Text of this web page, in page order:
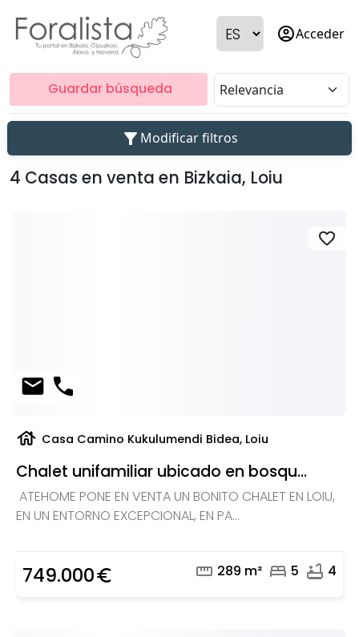
account_circleAcceder
Guardar búsqueda
filter_alt Modificar filtros
4 Casas en venta en Bizkaia, Loiu
favorite
mail phone
house Casa Camino Kukulumendi Bidea, Loiu
Chalet unifamiliar ubicado en bosqu...
ATEHOME PONE EN VENTA UN BONITO CHALET EN LOIU,
EN UN ENTORNO EXCEPCIONAL, EN PA...
749.000euro_symbol straighten 289 m² bed 5 bathtub 4